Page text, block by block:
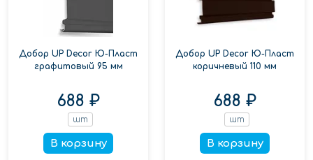
Добор UP Decor Ю-Пласт
графитовый 95 мм
688 ₽
шт
В корзину
Добор UP Decor Ю-Пласт
коричневый 110 мм
688 ₽
шт
В корзину